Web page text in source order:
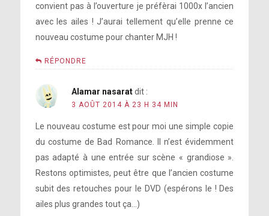
convient pas à l’ouverture je préfèrai 1000x l’ancien
avec les ailes ! J’aurai tellement qu’elle prenne ce
nouveau costume pour chanter MJH !
RÉPONDRE
Alamar nasarat dit :
3 AOÛT 2014 À 23 H 34 MIN
Le nouveau costume est pour moi une simple copie
du costume de Bad Romance. Il n’est évidemment
pas adapté à une entrée sur scène « grandiose ».
Restons optimistes, peut être que l’ancien costume
subit des retouches pour le DVD (espérons le ! Des
ailes plus grandes tout ça…)